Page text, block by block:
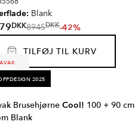
Blank
DKK8945DKK-42%
TILFØJ TIL KURV
2025
Brusehjørne Cool! 100 + 90 cm
Blank